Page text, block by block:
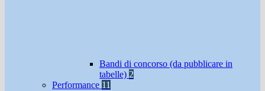
Bandi di concorso (da pubblicare in
tabelle) 2
Performance 11